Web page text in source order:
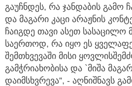
გაუჩნდეს, რა ჯანდაბის გამო
და მაგარი კაცი არაჟნის
ჩაიგდე თავი ასეთ სასაცილო
საერთოდ, რა იყო ეს
შემთხვევაში მისი
გამჭრიახობისა და `მიშა
დაიმსხვრევა”, - აღნიშნავს